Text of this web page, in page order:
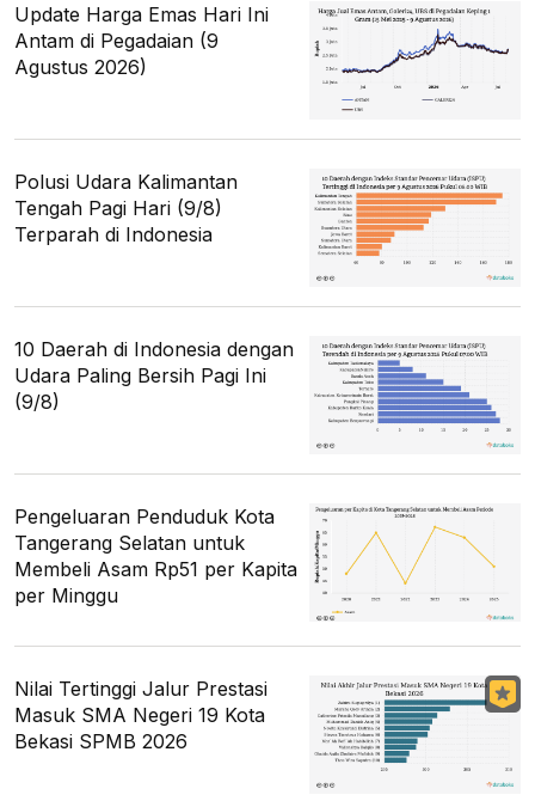
Update Harga Emas Hari Ini
Antam di Pegadaian (9
Agustus 2026)
Polusi Udara Kalimantan
Tengah Pagi Hari (9/8)
Terparah di Indonesia
10 Daerah di Indonesia dengan
Udara Paling Bersih Pagi Ini
(9/8)
Pengeluaran Penduduk Kota
Tangerang Selatan untuk
Membeli Asam Rp51 per Kapita
per Minggu
Nilai Tertinggi Jalur Prestasi
Masuk SMA Negeri 19 Kota
Bekasi SPMB 2026